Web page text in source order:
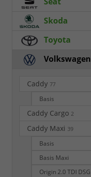
Skoda
Toyota
Volkswagen
Caddy 77
Basis
Caddy Cargo 2
Caddy Maxi 39
Basis
Basis Maxi
Origin 2.0 TDI DSG